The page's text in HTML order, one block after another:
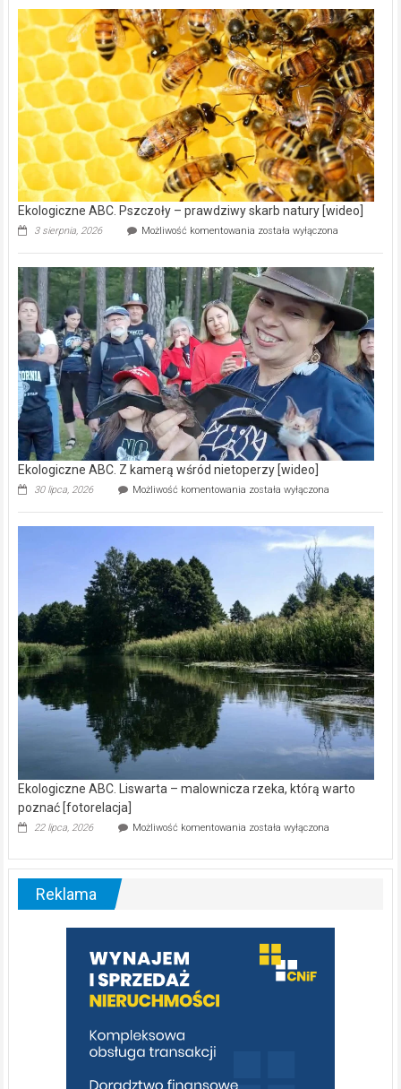
Wręczyca
Wielka
z
dofinansowaniem
ponad
15,6
mln
na
modernizację
oczyszczalni
ścieków
[wideo]
Ekologiczne ABC. Pszczoły – prawdziwy skarb natury [wideo]
3 sierpnia, 2026 Możliwość komentowania Ekologiczne
–
prawdziwy
skarb
natury
[wideo]
została wyłączona
Ekologiczne ABC. Z kamerą wśród nietoperzy [wideo]
30 lipca, 2026 Możliwość komentowania Ekologiczne
kamerą
wśród
została wyłączona
Ekologiczne ABC. Liswarta – malownicza rzeka, którą warto
poznać [fotorelacja]
22 lipca, 2026 Możliwość komentowania Ekologiczne
–
warto
poznać
[fotorelacja]
została wyłączona
Reklama